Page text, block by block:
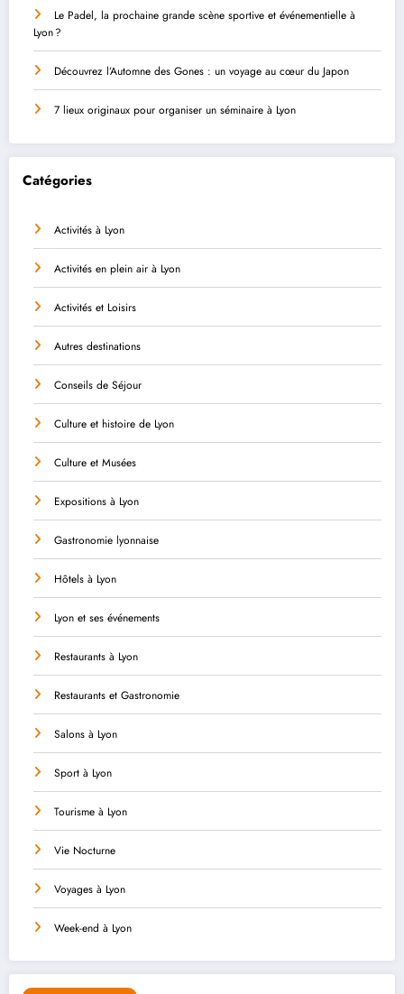
Le Padel, la prochaine grande scène sportive et événementielle à
Lyon ?
Découvrez l’Automne des Gones : un voyage au cœur du Japon
7 lieux originaux pour organiser un séminaire à Lyon
Catégories
Activités à Lyon
Activités en plein air à Lyon
Activités et Loisirs
Autres destinations
Conseils de Séjour
Culture et histoire de Lyon
Culture et Musées
Expositions à Lyon
Gastronomie lyonnaise
Hôtels à Lyon
Lyon et ses événements
Restaurants à Lyon
Restaurants et Gastronomie
Salons à Lyon
Sport à Lyon
Tourisme à Lyon
Vie Nocturne
Voyages à Lyon
Week-end à Lyon